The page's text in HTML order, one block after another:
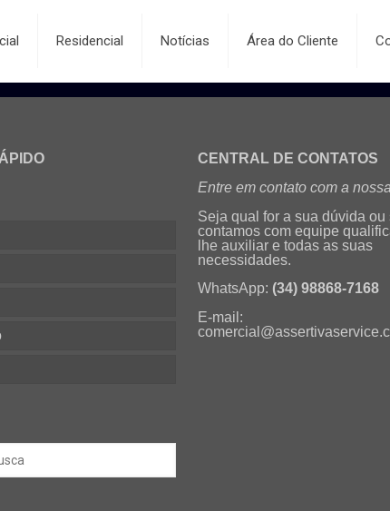
Residencial Notícias Área do Cliente
CENTRAL DE CONTATOS
Entre em contato com a
Seja qual for a sua dúvida ou
contamos com equipe
lhe auxiliar e todas as suas
necessidades.
WhatsApp: (34) 98868-7168
E-mail: